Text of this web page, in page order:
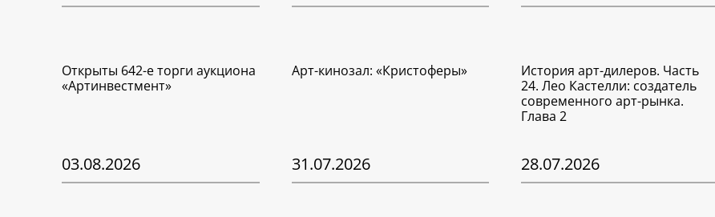
Открыты 642-е торги аукциона
«Артинвестмент»
03.08.2026
Арт-кинозал: «Кристоферы»
31.07.2026
История арт-дилеров. Часть
24. Лео Кастелли: создатель
современного арт-рынка.
Глава 2
28.07.2026